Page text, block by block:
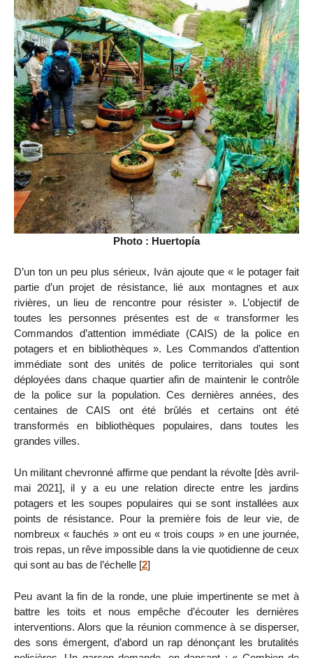
Photo : Huertopía
D’un ton un peu plus sérieux, Iván ajoute que « le potager fait
partie d’un projet de résistance, lié aux montagnes et aux
rivières, un lieu de rencontre pour résister ». L’objectif de
toutes les personnes présentes est de « transformer les
Commandos d’attention immédiate (CAIS) de la police en
potagers et en bibliothèques ». Les Commandos d’attention
immédiate sont des unités de police territoriales qui sont
déployées dans chaque quartier afin de maintenir le contrôle
de la police sur la population. Ces dernières années, des
centaines de CAIS ont été brûlés et certains ont été
transformés en bibliothèques populaires, dans toutes les
grandes villes.
Un militant chevronné affirme que pendant la révolte [dès avril-
mai 2021], il y a eu une relation directe entre les jardins
potagers et les soupes populaires qui se sont installées aux
points de résistance. Pour la première fois de leur vie, de
nombreux « fauchés » ont eu « trois coups » en une journée,
trois repas, un rêve impossible dans la vie quotidienne de ceux
qui sont au bas de l’échelle [2]
Peu avant la fin de la ronde, une pluie impertinente se met à
battre les toits et nous empêche d’écouter les dernières
interventions. Alors que la réunion commence à se disperser,
des sons émergent, d’abord un rap dénonçant les brutalités